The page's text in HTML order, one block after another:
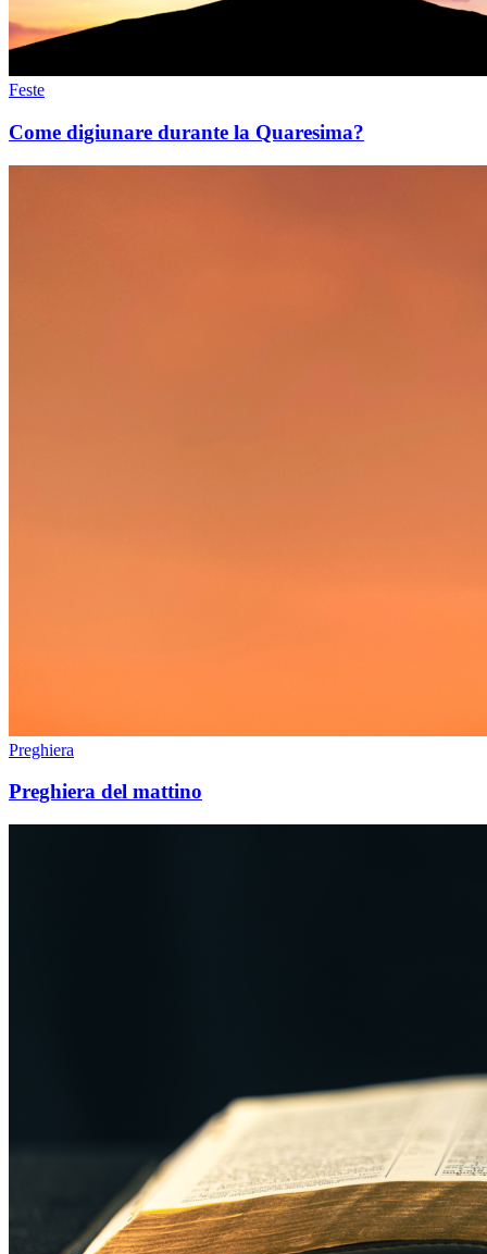
Feste
Come digiunare durante la Quaresima?
Preghiera
Preghiera del mattino